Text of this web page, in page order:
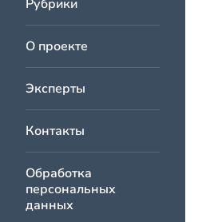
Рубрики
О проекте
Эксперты
Контакты
Обработка
персональных
данных